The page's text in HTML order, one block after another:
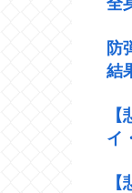
防
結
イ